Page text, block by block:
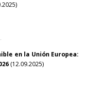
en la Unión Europea:
(12.09.2025)